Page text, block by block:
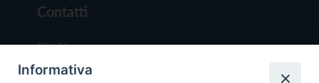
Contatti
Chi Siamo
Redazione
Informativa